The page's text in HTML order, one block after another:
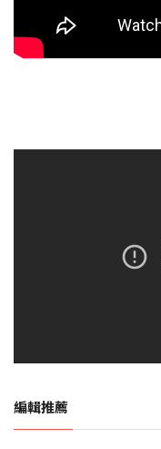
編輯推薦